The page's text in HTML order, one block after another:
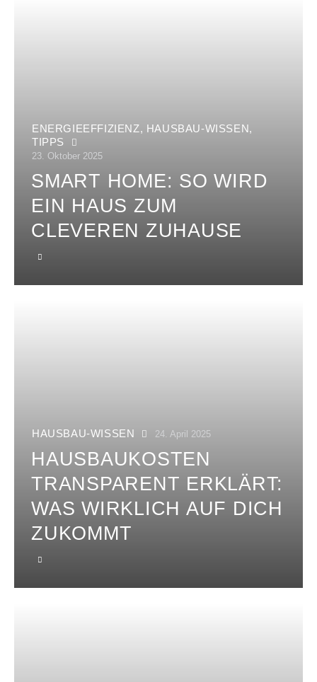
ENERGIEEFFIZIENZ, HAUSBAU-WISSEN,
TIPPS
23. Oktober 2025
SMART HOME: SO WIRD
EIN HAUS ZUM
CLEVEREN ZUHAUSE
HAUSBAU-WISSEN 24. April 2025
HAUSBAUKOSTEN
TRANSPARENT ERKLÄRT:
WAS WIRKLICH AUF DICH
ZUKOMMT